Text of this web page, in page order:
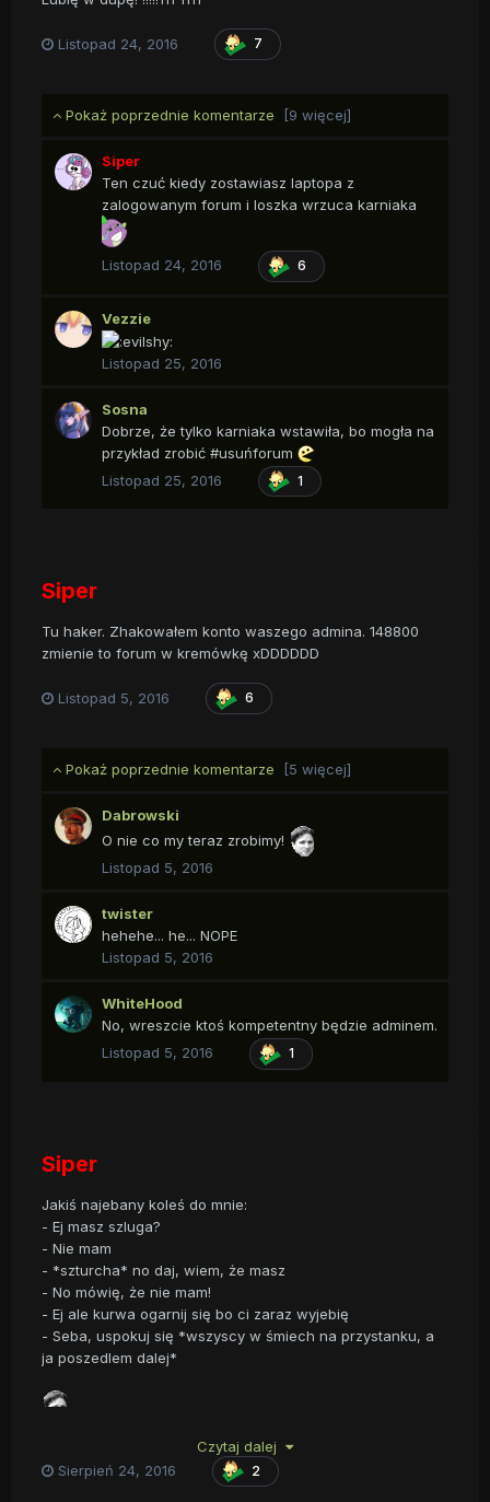
Listopad 24, 2016 7
Pokaż poprzednie komentarze [9 więcej]
Siper
Ten czuć kiedy zostawiasz laptopa z
zalogowanym forum i loszka wrzuca karniaka
Listopad 24, 2016 6
Vezzie
Listopad 25, 2016
Sosna
Dobrze, że tylko karniaka wstawiła, bo mogła na
przykład zrobić #usuńforum
Listopad 25, 2016
1
Siper
Tu haker. Zhakowałem konto waszego admina. 148800
zmienie to forum w kremówkę xDDDDDD
Listopad 5, 2016 6
Pokaż poprzednie komentarze [5 więcej]
Dabrowski
O nie co my teraz zrobimy!
Listopad 5, 2016
twister
hehehe... he... NOPE
Listopad 5, 2016
WhiteHood
No, wreszcie ktoś kompetentny będzie adminem.
Listopad 5, 2016
1
Siper
Jakiś najebany koleś do mnie:
- Ej masz szluga?
- Nie mam
- *szturcha* no daj, wiem, że masz
- No mówię, że nie mam!
- Ej ale kurwa ogarnij się bo ci zaraz wyjebię
- Seba, uspokuj się *wszyscy w śmiech na przystanku, a
ja poszedlem dalej*
Czytaj dalej
Sierpień 24, 2016
2